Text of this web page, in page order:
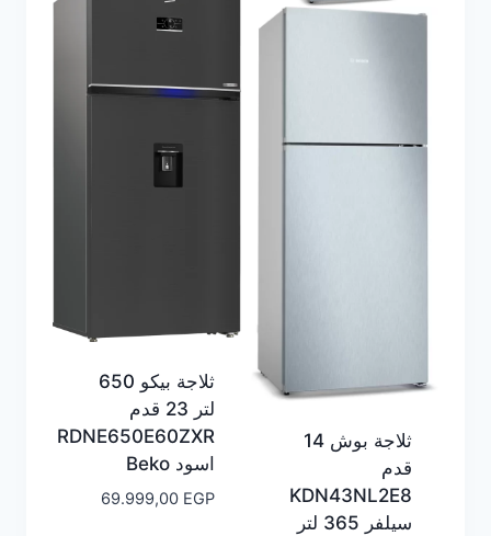
ثلاجة بوش 14
قدم
KDN43NL2E8
سيلفر 365 لتر
ثلاجة بيكو 650
لتر 23 قدم
RDNE650E60ZXR
اسود Beko
69.999,00 EGP